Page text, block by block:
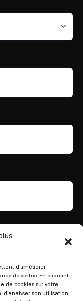
d’améliorer
de visites. En cliquant
de cookies sur votre
son utilisation,